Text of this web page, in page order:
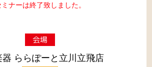
ミナーは終了致しました。
会場
器 ららぽーと立川立飛店